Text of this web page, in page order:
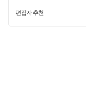
편집자 추천